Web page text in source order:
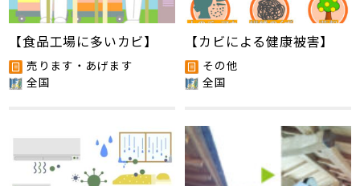
【食品工場に多いカビ】
売ります・あげます
全国
【カビによる健康被害】
その他
全国